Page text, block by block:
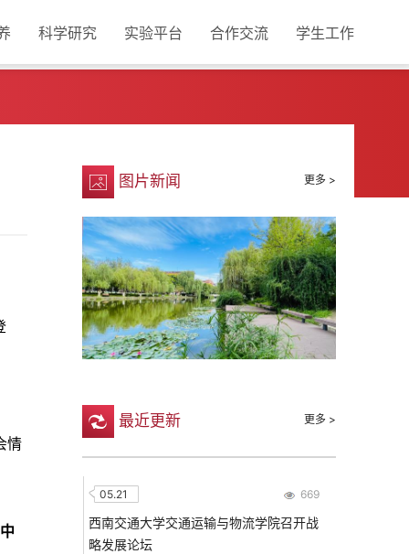
科学研究 实验平台 合作交流 学生工作
情
图片新闻 更多 >
最近更新 更多 >
05.21 669
西南交通大学交通运输与物流学院召开战
略发展论坛